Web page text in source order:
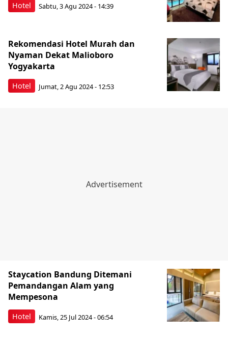
Hotel Sabtu, 3 Agu 2024 - 14:39
Hotel
Rekomendasi Hotel Murah dan
Nyaman Dekat Malioboro
Yogyakarta
Jumat, 2 Agu 2024 - 12:53
Hotel
Staycation Bandung Ditemani
Pemandangan Alam yang
Mempesona
Kamis, 25 Jul 2024 - 06:54